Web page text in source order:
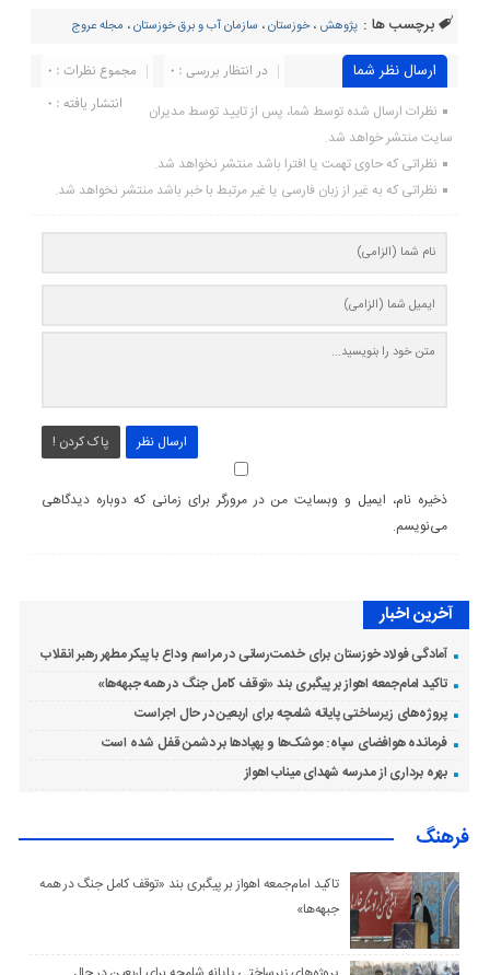
برچسب ها : پژوهش ،خوزستان، سازمان آب و برق خوزستان، مجله عروج
ارسال نظر شما مجموع نظرات : 0
در انتظار بررسی : 0
انتشار یافته : ۰
نظرات ارسال شده توسط شما، پس از تایید توسط مدیران
سایت منتشر خواهد شد.
نظراتی که حاوی تهمت یا افترا باشد منتشر نخواهد شد.
نظراتی که به غیر از زبان فارسی یا غیر مرتبط با خبر باشد منتشر نخواهد شد.
ارسال نظر پاک کردن !
ذخیره نام، ایمیل و وبسایت من در مرورگر برای زمانی که دوباره دیدگاهی
می‌نویسم.
آخرین اخبار
آمادگی فولاد خوزستان برای خدمت‌رسانی در مراسم وداع با پیکر مطهر رهبر انقلاب
تاکید امام‌جمعه اهواز بر پیگبری بند «توقف کامل جنگ در همه جبهه‌ها»
پروژه‌های زیرساختی پایانه شلمچه برای اربعین در حال اجراست
فرمانده هوافضای سپاه: موشک‌ها و پهپادها بر دشمن قفل شده است
بهره برداری از مدرسه شهدای میناب اهواز
فرهنگ
تاکید امام‌جمعه اهواز بر پیگبری بند «توقف کامل جنگ در همه
جبهه‌ها»